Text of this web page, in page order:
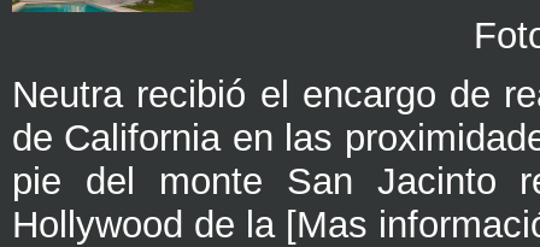
Neutra recibió el encargo de
de California en las
pie del monte San Jacinto
Hollywood de la [Mas